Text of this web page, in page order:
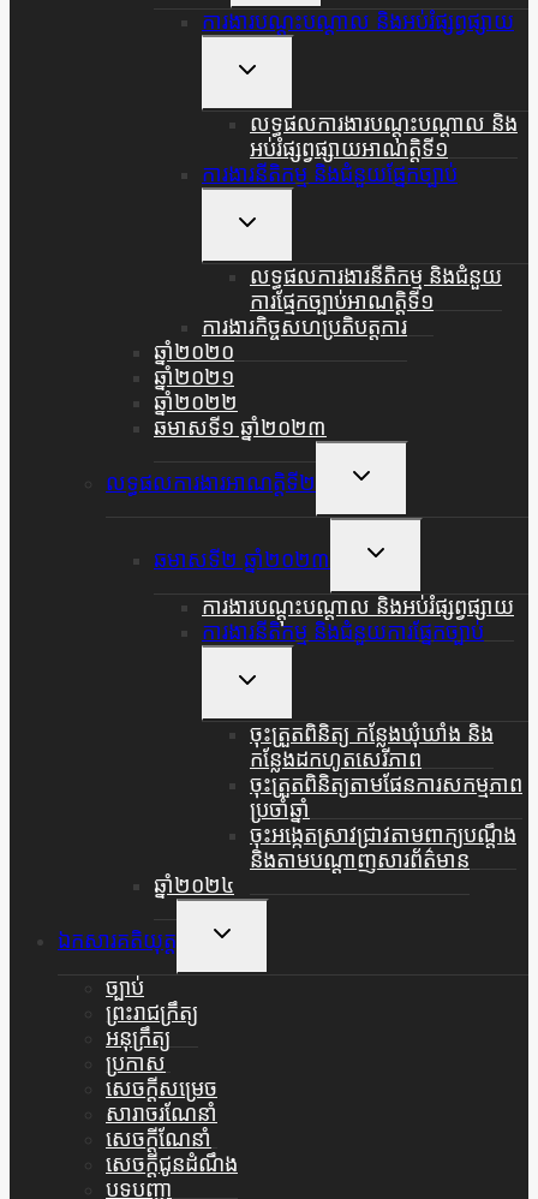
Menu
ការងារបណ្តុះបណ្តាល និងអប់រំផ្សព្វផ្សាយ
Toggle
Menu
លទ្ធផលការងារបណ្តុះបណ្តាល និង
អប់រំផ្សព្វផ្សាយអាណត្តិទី១
ការងារនីតិកម្ម និងជំនួយផ្នែកច្បាប់
Toggle
Menu
លទ្ធផលការងារនីតិកម្ម និងជំនួយ
ការផ្មែកច្បាប់អាណត្តិទី១
ការងារកិច្ចសហប្រតិបត្តការ
ឆ្នាំ២០២០
ឆ្នាំ២០២១
ឆ្នាំ២០២២
ឆមាសទី១ ឆ្នាំ២០២៣
លទ្ធផលការងារអាណត្តិទី២
Toggle
Menu
ឆមាសទី២ ឆ្នាំ២០២៣
Toggle
Menu
ការងារបណ្តុះបណ្តាល និងអប់រំផ្សព្វផ្សាយ
ការងារនីតិកម្ម និងជំនួយការផ្នែកច្បាប់
Toggle
Menu
ចុះត្រួតពិនិត្យ កន្លែងឃុំឃាំង និង
កន្លែងដកហូតសេរីភាព
ចុះត្រួតពិនិត្យតាមផែនការសកម្មភាព
ប្រចាំឆ្នាំ
ចុះអង្កេតស្រាវជ្រាវតាមពាក្យបណ្តឹង
និងតាមបណ្តាញសារព័ត៌មាន
ឆ្នាំ២០២៤
ឯកសារគតិយុត្ត
Toggle
Menu
ច្បាប់
ព្រះរាជក្រឹត្យ
អនុក្រឹត្យ
ប្រកាស
សេចក្តីសម្រេច
សារាចរណែនាំ
សេចក្តីណែនាំ
សេចក្តីជូនដំណឹង
បទបញ្ជា